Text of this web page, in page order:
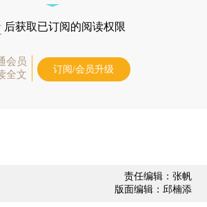
后获取已订阅的阅读权限
会员
全文
订阅/会员升级
责任编辑：张帆
版面编辑：邱楠添